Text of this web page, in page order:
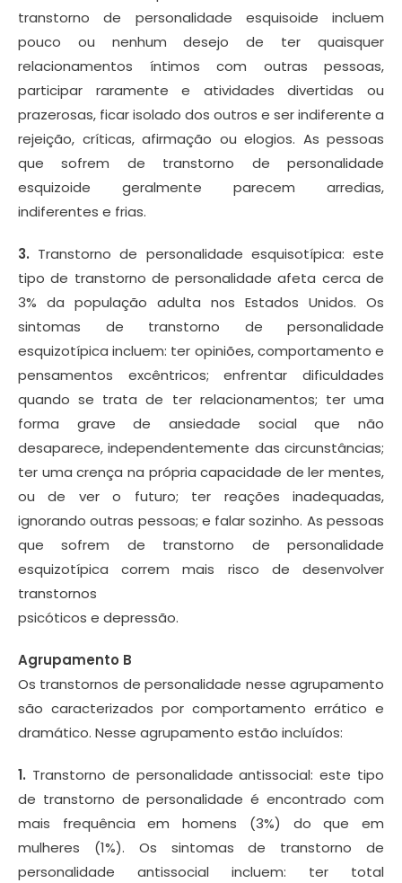
transtorno de personalidade esquisoide incluem
pouco ou nenhum desejo de ter quaisquer
relacionamentos íntimos com outras pessoas,
participar raramente e atividades divertidas ou
prazerosas, ficar isolado dos outros e ser indiferente a
rejeição, críticas, afirmação ou elogios. As pessoas
que sofrem de transtorno de personalidade
esquizoide geralmente parecem arredias,
indiferentes e frias.
3. Transtorno de personalidade esquisotípica: este
tipo de transtorno de personalidade afeta cerca de
3% da população adulta nos Estados Unidos. Os
sintomas de transtorno de personalidade
esquizotípica incluem: ter opiniões, comportamento e
pensamentos excêntricos; enfrentar dificuldades
quando se trata de ter relacionamentos; ter uma
forma grave de ansiedade social que não
desaparece, independentemente das circunstâncias;
ter uma crença na própria capacidade de ler mentes,
ou de ver o futuro; ter reações inadequadas,
ignorando outras pessoas; e falar sozinho. As pessoas
que sofrem de transtorno de personalidade
esquizotípica correm mais risco de desenvolver
transtornos
psicóticos e depressão.
Agrupamento B
Os transtornos de personalidade nesse agrupamento
são caracterizados por comportamento errático e
dramático. Nesse agrupamento estão incluídos:
1. Transtorno de personalidade antissocial: este tipo
de transtorno de personalidade é encontrado com
mais frequência em homens (3%) do que em
mulheres (1%). Os sintomas de transtorno de
personalidade antissocial incluem: ter total